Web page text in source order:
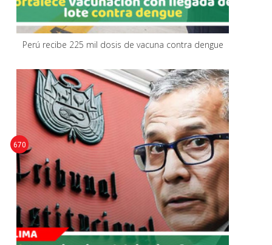
Perú recibe 225 mil dosis de vacuna contra dengue
670